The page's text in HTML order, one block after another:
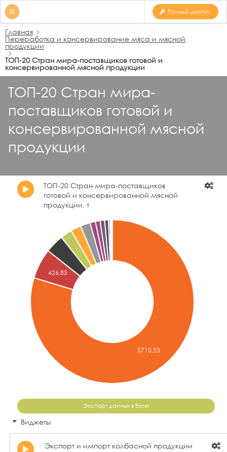
Полный доступ
Главная
Переработка и консервирование мяса и мясной
продукции
ТОП-20 Стран мира-поставщиков готовой и
консервированной мясной продукции
ТОП-20 Стран мира-
поставщиков готовой и
консервированной мясной
продукции
ТОП-20 Стран мира-поставщиков
готовой и консервированной мясной
продукции, т
Экспорт данных в Excel
Виджеты
Экспорт и импорт колбасной продукции